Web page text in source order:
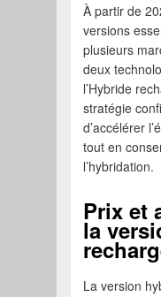
À partir de
versions
plusieurs
deux
l’Hybride
stratégie
d’accélérer
tout en
l’hybridation.
Prix et
la
La version